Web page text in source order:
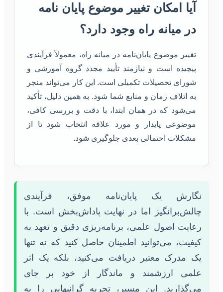
آیا امکان تغییر موضوع پایان نامه
در میانه راه وجود دارد؟
تغییر موضوع پایان‌نامه در میانه راه، معمولاً فرآیندی
پیچیده است و نیازمند تأیید مجدد گروه آموزشی و
شورای تحصیلات تکمیلی است. این کار می‌تواند منجر
به اتلاف زمان و منابع شما شود. به همین دلیل، تأکید
می‌شود که در همان ابتدا، با دقت و بررسی کافی،
موضوعی پایدار و مورد علاقه انتخاب شود تا از
مشکلات احتمالی بعدی جلوگیری شود.
نگارش یک پایان‌نامه موفق، فرآیندی
چالش‌برانگیز اما در نهایت پاداش‌بخش است. با
رعایت اصول علمی، برنامه‌ریزی دقیق و تعهد به
کیفیت، می‌توانید اطمینان حاصل کنید که نه تنها
یک مدرک معتبر دریافت می‌کنید، بلکه یک اثر
علمی ارزشمند و ماندگار از خود بر جای
می‌گذارید. این مسیر، تجربه گرانبهایی را به